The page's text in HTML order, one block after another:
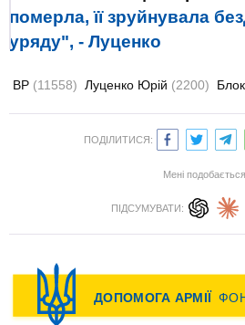
померла, її зруйнувала
уряду", - Луценко
ВР (11558) Луценко Юрій (2200)
ПОДІЛИТИСЯ:
Мені подобається
ПІДСУМУВАТИ: